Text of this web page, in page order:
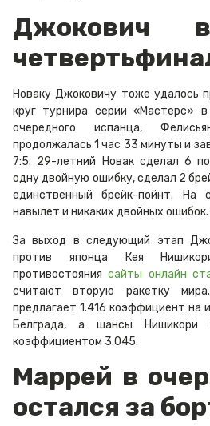
Джокович
Новаку Джоковичу тоже удалось
круг турнира серии «Мастерс»
очередного испанца,
продолжалась 1 час 33 минуты и
7:5. 29-летний Новак сделал 6
одну двойную ошибку, сделал 2
единственный брейк-пойнт. На
навылет и никаких двойных ошибок.
За выход в следующий этап
против японца Кея
противостояниясайты онлайн
считают вторую ракетку
предлагает 1.416 коэффициент на
Белграда, а шансы Нишикори
коэффициентом 3.045.
Маррей в
остался за